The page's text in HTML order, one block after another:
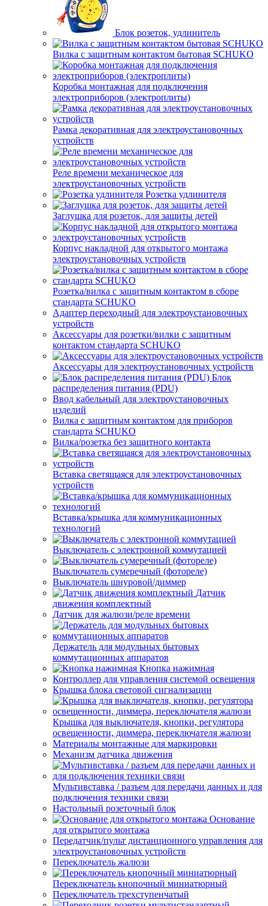
Блок розеток, удлинитель
Вилка с защитным контактом бытовая SCHUKO
Коробка монтажная для подключения
электроприборов (электроплиты)
Рамка декоративная для электроустановочных
устройств
Реле времени механическое для
электроустановочных устройств
Розетка удлинителя
Заглушка для розеток, для защиты детей
Корпус накладной для открытого монтажа
электроустановочных устройств
Розетка/вилка с защитным контактом в сборе
стандарта SCHUKO
Адаптер переходный для электроустановочных
устройств
Аксессуары для розетки/вилки с защитным
контактом стандарта SCHUKO
Аксессуары для электроустановочных устройств
Блок
распределения питания (PDU)
Ввод кабельный для электроустановочных
изделий
Вилка с защитным контактом для приборов
стандарта SCHUKO
Вилка/розетка без защитного контакта
Вставка светящаяся для электроустановочных
устройств
Вставка/крышка для коммуникационных
технологий
Выключатель с электронной коммутацией
Выключатель сумеречный (фотореле)
Выключатель шнуровой/диммер
Датчик
движения комплектный
Датчик для жалюзи/реле времени
Держатель для модульных бытовых
коммутационных аппаратов
Кнопка нажимная
Контроллер для управления системой освещения
Крышка блока световой сигнализации
Крышка для выключателя, кнопки, регулятора
освещенности, диммера, переключателя жалюзи
Материалы монтажные для маркировки
Механизм датчика движения
Мультивставка / разъем для передачи данных и для
подключения техники связи
Настольный розеточный блок
Основание
для открытого монтажа
Передатчик/пульт дистанционного управления для
электроустановочных устройств
Переключатель жалюзи
Переключатель кнопочный миниатюрный
Переключатель трехступенчатый